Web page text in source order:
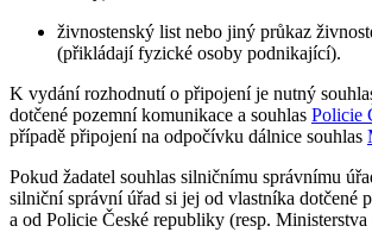
živnostenský list nebo jiný průkaz
(přikládají fyzické osoby podnikající).
K vydání rozhodnutí o připojení je nutný
dotčené pozemní komunikace a souhlas Policie
případě připojení na odpočívku dálnice souhlas
Pokud žadatel souhlas silničnímu správnímu
silniční správní úřad si jej od vlastníka dotčené
a od Policie České republiky (resp.